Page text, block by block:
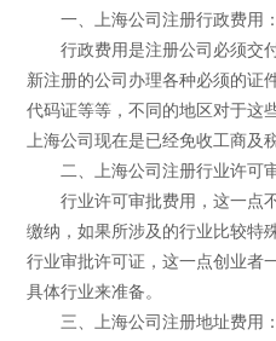
一、上海公司注册行政费用：
行政费用是注册公司必须交
新注册的公司办理各种必须的证
代码证等等，不同的地区对于这
上海公司现在是已经免收工商及
二、上海公司注册行业许可审
行业许可审批费用，这一点
缴纳，如果所涉及的行业比较特
行业审批许可证，这一点创业者
具体行业来准备。
三、上海公司注册地址费用：